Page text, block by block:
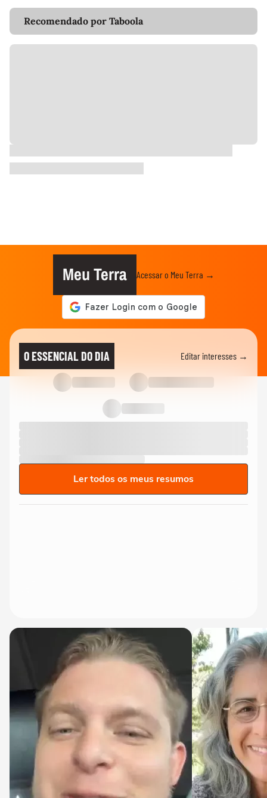
Recomendado por Taboola
Meu Terra Acessar o Meu Terra →
O ESSENCIAL DO DIA Editar interesses →
Ler todos os meus resumos